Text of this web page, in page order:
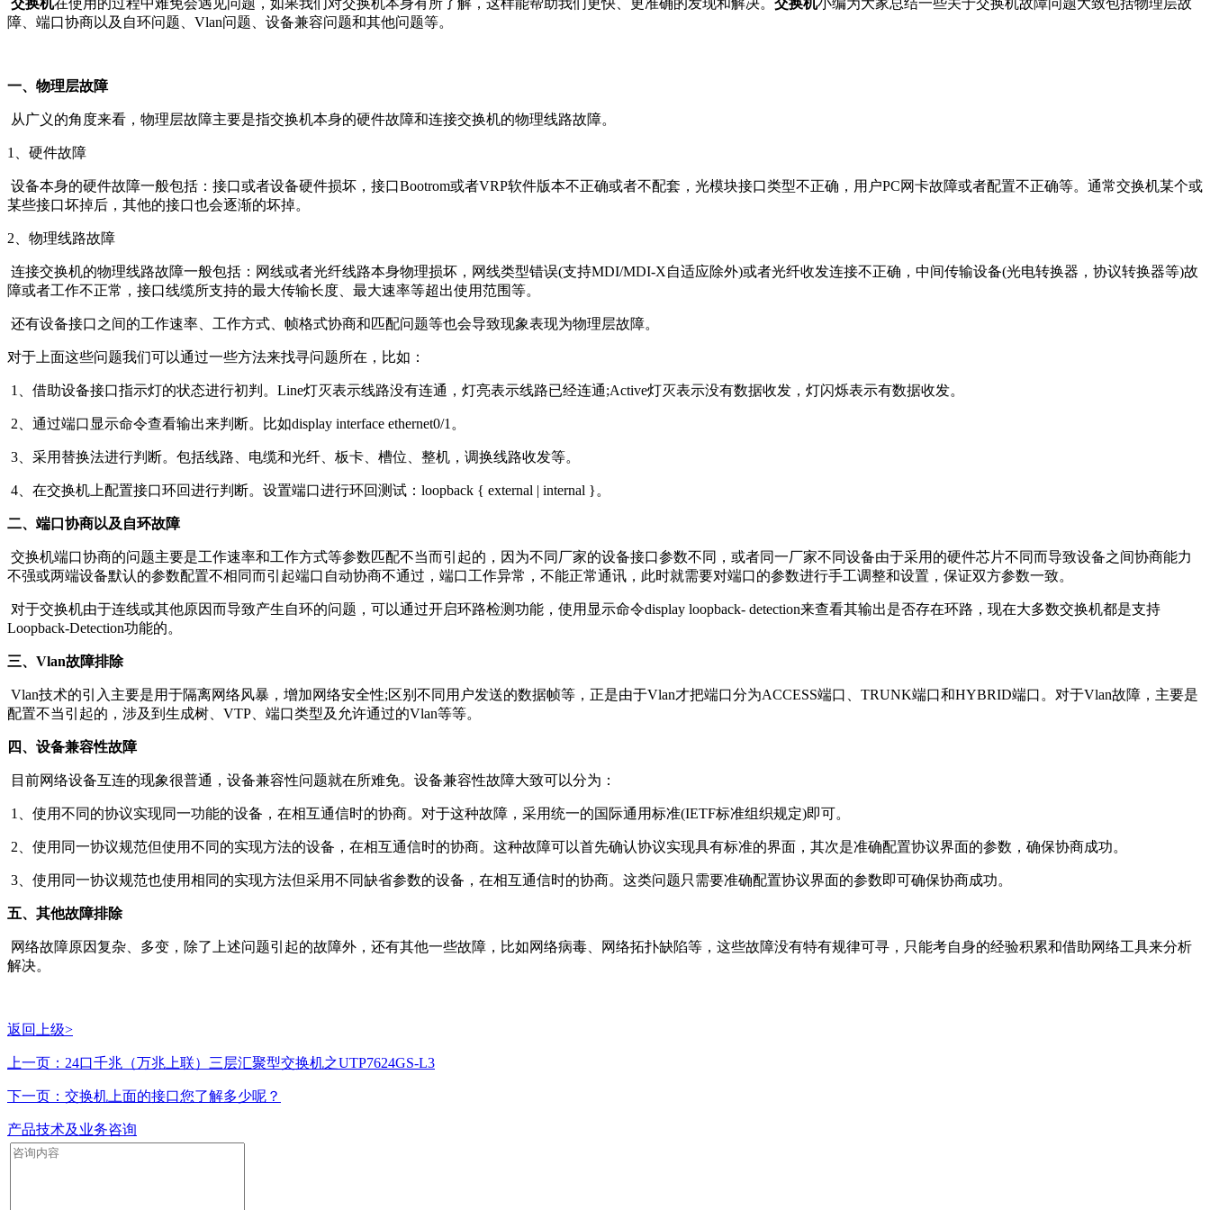
交换机在使用的过程中难免会遇见问题，如果我们对交换机本身有所了解，这样能帮助我们更快、更准确的发现和解决。 交换机小编为大家总结一些关于交换机故障问题大致包括物理层故
障、端口协商以及自环问题、Vlan问题、设备兼容问题和其他问题等。
一、物理层故障
从广义的角度来看，物理层故障主要是指交换机本身的硬件故障和连接交换机的物理线路故障。
1、硬件故障
设备本身的硬件故障一般包括：接口或者设备硬件损坏，接口Bootrom或者VRP软件版本不正确或者不配套，光模块接口类型不正确，用户PC网卡故障或者配置不正确等。通常交换机某个或
某些接口坏掉后，其他的接口也会逐渐的坏掉。
2、物理线路故障
连接交换机的物理线路故障一般包括：网线或者光纤线路本身物理损坏，网线类型错误(支持MDI/MDI-X自适应除外)或者光纤收发连接不正确，中间传输设备(光电转换器，协议转换器等)故
障或者工作不正常，接口线缆所支持的最大传输长度、最大速率等超出使用范围等。
还有设备接口之间的工作速率、工作方式、帧格式协商和匹配问题等也会导致现象表现为物理层故障。
对于上面这些问题我们可以通过一些方法来找寻问题所在，比如：
1、借助设备接口指示灯的状态进行初判。Line灯灭表示线路没有连通，灯亮表示线路已经连通;Active灯灭表示没有数据收发，灯闪烁表示有数据收发。
2、通过端口显示命令查看输出来判断。比如display interface ethernet0/1。
3、采用替换法进行判断。包括线路、电缆和光纤、板卡、槽位、整机，调换线路收发等。
4、在交换机上配置接口环回进行判断。设置端口进行环回测试：loopback { external | internal }。
二、端口协商以及自环故障
交换机端口协商的问题主要是工作速率和工作方式等参数匹配不当而引起的，因为不同厂家的设备接口参数不同，或者同一厂家不同设备由于采用的硬件芯片不同而导致设备之间协商能力
不强或两端设备默认的参数配置不相同而引起端口自动协商不通过，端口工作异常，不能正常通讯，此时就需要对端口的参数进行手工调整和设置，保证双方参数一致。
对于交换机由于连线或其他原因而导致产生自环的问题，可以通过开启环路检测功能，使用显示命令display loopback- detection来查看其输出是否存在环路，现在大多数交换机都是支持
Loopback-Detection功能的。
三、Vlan故障排除
Vlan技术的引入主要是用于隔离网络风暴，增加网络安全性;区别不同用户发送的数据帧等，正是由于Vlan才把端口分为ACCESS端口、TRUNK端口和HYBRID端口。对于Vlan故障，主要是
配置不当引起的，涉及到生成树、VTP、端口类型及允许通过的Vlan等等。
四、设备兼容性故障
目前网络设备互连的现象很普通，设备兼容性问题就在所难免。设备兼容性故障大致可以分为：
1、使用不同的协议实现同一功能的设备，在相互通信时的协商。对于这种故障，采用统一的国际通用标准(IETF标准组织规定)即可。
2、使用同一协议规范但使用不同的实现方法的设备，在相互通信时的协商。这种故障可以首先确认协议实现具有标准的界面，其次是准确配置协议界面的参数，确保协商成功。
3、使用同一协议规范也使用相同的实现方法但采用不同缺省参数的设备，在相互通信时的协商。这类问题只需要准确配置协议界面的参数即可确保协商成功。
五、其他故障排除
网络故障原因复杂、多变，除了上述问题引起的故障外，还有其他一些故障，比如网络病毒、网络拓扑缺陷等，这些故障没有特有规律可寻，只能考自身的经验积累和借助网络工具来分析
解决。
返回上级>
上一页：24口千兆（万兆上联）三层汇聚型交换机之UTP7624GS-L3
下一页：交换机上面的接口您了解多少呢？
产品技术及业务咨询